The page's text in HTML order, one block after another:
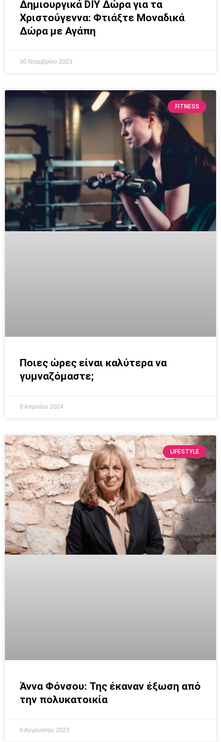
Δημιουργικά DIY Δώρα για τα
Χριστούγεννα: Φτιάξτε Μοναδικά
Δώρα με Αγάπη
30 Νοεμβρίου 2023
FITNESS
Ποιες ώρες είναι καλύτερα να
γυμναζόμαστε;
8 Απριλίου 2024
LIFESTYLE
Άννα Φόνσου: Της έκαναν έξωση από
την πολυκατοικία
6 Αυγούστου 2023